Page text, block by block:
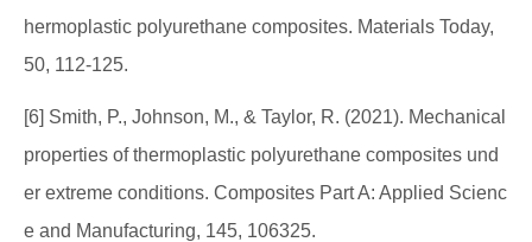
hermoplastic polyurethane composites. Materials Today,
50, 112-125.
[6] Smith, P., Johnson, M., & Taylor, R. (2021). Mechanical
properties of thermoplastic polyurethane composites und
er extreme conditions. Composites Part A: Applied Scienc
e and Manufacturing, 145, 106325.